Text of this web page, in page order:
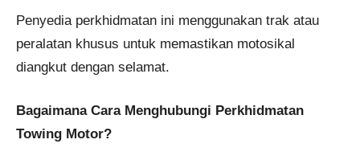
Penyedia perkhidmatan ini menggunakan trak atau
peralatan khusus untuk memastikan motosikal
diangkut dengan selamat.
Bagaimana Cara Menghubungi Perkhidmatan
Towing Motor?